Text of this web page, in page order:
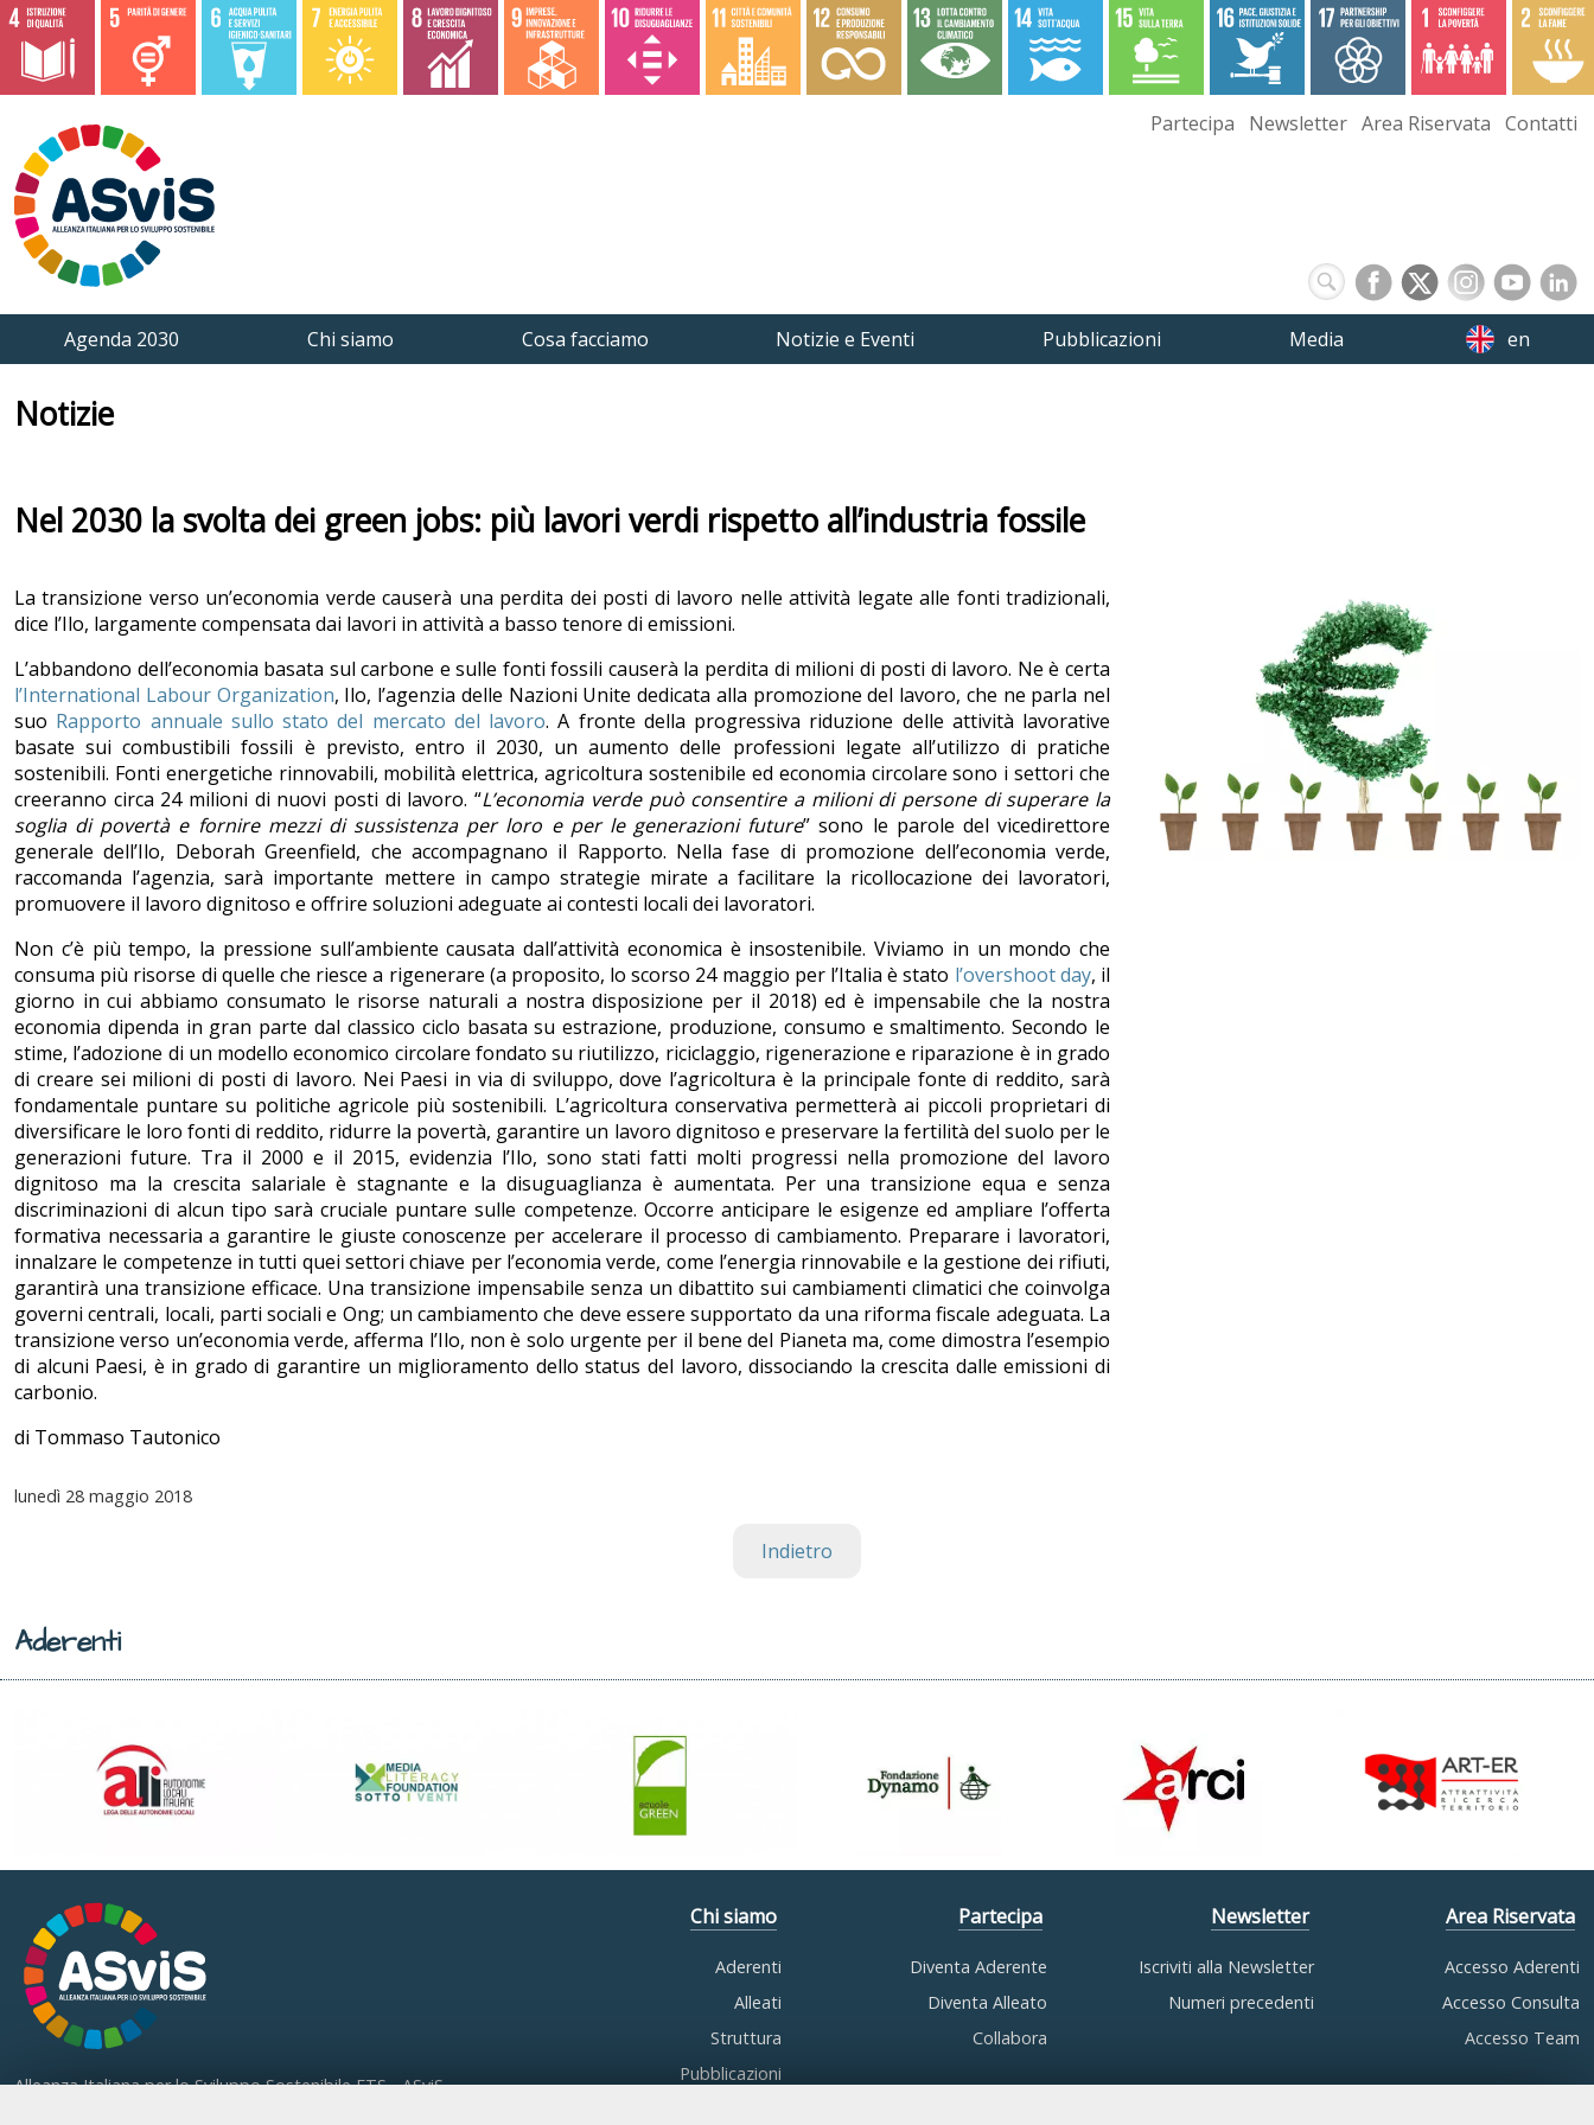
Partecipa Newsletter Area Riservata Contatti
Agenda 2030 Chi siamo Cosa facciamo Notizie e Eventi Pubblicazioni Media en
Notizie
Nel 2030 la svolta dei green jobs: più lavori verdi rispetto all’industria fossile
La transizione verso un’economia verde causerà una perdita dei posti di lavoro nelle attività legate alle fonti tradizionali,
dice l’Ilo, largamente compensata dai lavori in attività a basso tenore di emissioni.
L’abbandono dell’economia basata sul carbone e sulle fonti fossili causerà la perdita di milioni di posti di lavoro. Ne è certa
l’International Labour Organization, Ilo, l’agenzia delle Nazioni Unite dedicata alla promozione del lavoro, che ne parla nel
suo Rapporto annuale sullo stato del mercato del lavoro. A fronte della progressiva riduzione delle attività lavorative
basate sui combustibili fossili è previsto, entro il 2030, un aumento delle professioni legate all’utilizzo di pratiche
sostenibili. Fonti energetiche rinnovabili, mobilità elettrica, agricoltura sostenibile ed economia circolare sono i settori che
creeranno circa 24 milioni di nuovi posti di lavoro. “L’economia verde può consentire a milioni di persone di superare la
soglia di povertà e fornire mezzi di sussistenza per loro e per le generazioni future” sono le parole del vicedirettore
generale dell’Ilo, Deborah Greenfield, che accompagnano il Rapporto. Nella fase di promozione dell’economia verde,
raccomanda l’agenzia, sarà importante mettere in campo strategie mirate a facilitare la ricollocazione dei lavoratori,
promuovere il lavoro dignitoso e offrire soluzioni adeguate ai contesti locali dei lavoratori.
Non c’è più tempo, la pressione sull’ambiente causata dall’attività economica è insostenibile. Viviamo in un mondo che
consuma più risorse di quelle che riesce a rigenerare (a proposito, lo scorso 24 maggio per l’Italia è stato l’overshoot day, il
giorno in cui abbiamo consumato le risorse naturali a nostra disposizione per il 2018) ed è impensabile che la nostra
economia dipenda in gran parte dal classico ciclo basata su estrazione, produzione, consumo e smaltimento. Secondo le
stime, l’adozione di un modello economico circolare fondato su riutilizzo, riciclaggio, rigenerazione e riparazione è in grado
di creare sei milioni di posti di lavoro. Nei Paesi in via di sviluppo, dove l’agricoltura è la principale fonte di reddito, sarà
fondamentale puntare su politiche agricole più sostenibili. L’agricoltura conservativa permetterà ai piccoli proprietari di
diversificare le loro fonti di reddito, ridurre la povertà, garantire un lavoro dignitoso e preservare la fertilità del suolo per le
generazioni future. Tra il 2000 e il 2015, evidenzia l’Ilo, sono stati fatti molti progressi nella promozione del lavoro
dignitoso ma la crescita salariale è stagnante e la disuguaglianza è aumentata. Per una transizione equa e senza
discriminazioni di alcun tipo sarà cruciale puntare sulle competenze. Occorre anticipare le esigenze ed ampliare l’offerta
formativa necessaria a garantire le giuste conoscenze per accelerare il processo di cambiamento. Preparare i lavoratori,
innalzare le competenze in tutti quei settori chiave per l’economia verde, come l’energia rinnovabile e la gestione dei rifiuti,
garantirà una transizione efficace. Una transizione impensabile senza un dibattito sui cambiamenti climatici che coinvolga
governi centrali, locali, parti sociali e Ong; un cambiamento che deve essere supportato da una riforma fiscale adeguata. La
transizione verso un’economia verde, afferma l’Ilo, non è solo urgente per il bene del Pianeta ma, come dimostra l’esempio
di alcuni Paesi, è in grado di garantire un miglioramento dello status del lavoro, dissociando la crescita dalle emissioni di
carbonio.
di Tommaso Tautonico
lunedì 28 maggio 2018
Indietro
Aderenti
Alleanza Italiana per lo Sviluppo Sostenibile ETS - ASviS
Chi siamo
Aderenti
Alleati
Struttura
Pubblicazioni
Partecipa
Diventa Aderente
Diventa Alleato
Collabora
Newsletter
Iscriviti alla Newsletter
Numeri precedenti
Area Riservata
Accesso Aderenti
Accesso Consulta
Accesso Team